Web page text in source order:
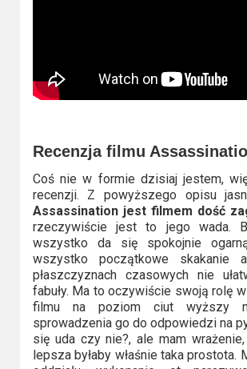
Recenzja filmu
Coś nie w formie dzisiaj jestem,
recenzji. Z powyższego opisu
Assassination jest filmem dość
rzeczywiście jest to jego wada.
wszystko da się spokojnie
wszystko początkowe skakanie
płaszczyznach czasowych nie
fabuły. Ma to oczywiście swoją rolę
filmu na poziom ciut wyższy
sprowadzenia go do odpowiedzi na
się uda czy nie?, ale mam
lepsza byłaby właśnie taka prostota.